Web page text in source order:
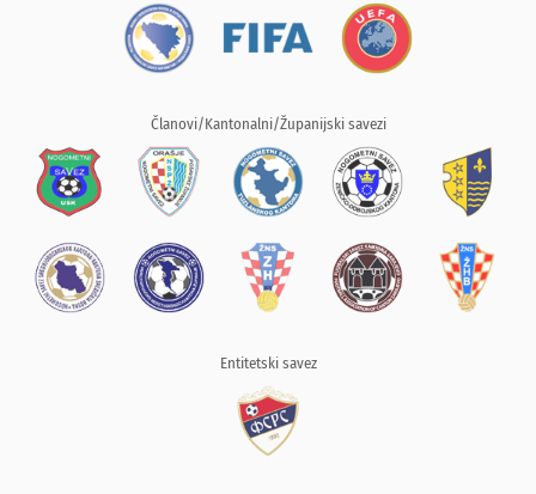
Članovi/Kantonalni/Županijski savezi
Entitetski savez